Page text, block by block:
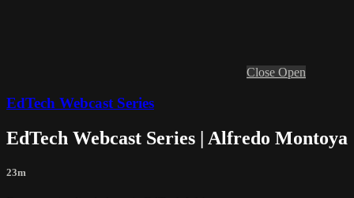
Close Open
EdTech Webcast Series
EdTech Webcast Series | Alfredo Montoya
23m